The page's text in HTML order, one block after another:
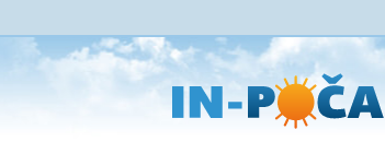
Přejít
na
hlavní
obsah